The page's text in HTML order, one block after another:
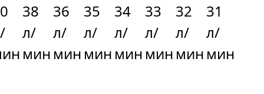
38
л/
мин
36
л/
мин
35
л/
мин
34
л/
мин
33
л/
мин
32
л/
мин
31
л/
мин